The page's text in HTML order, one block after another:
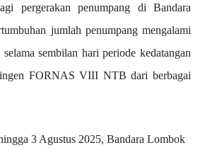
pergerakan penumpang di Bandara
jumlah penumpang mengalami
sembilan hari periode kedatangan
FORNAS VIII NTB dari berbagai
3 Agustus 2025, Bandara Lombok